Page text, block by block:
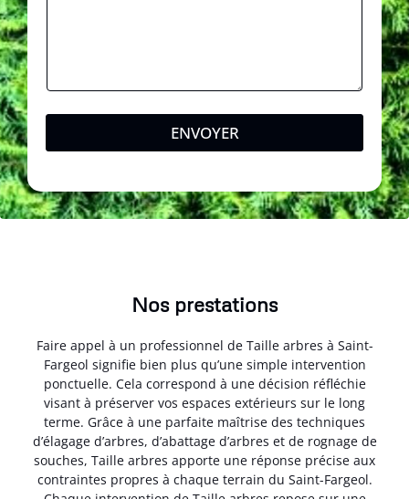
ENVOYER
Nos prestations
Faire appel à un professionnel de Taille arbres à Saint-
Fargeol signifie bien plus qu’une simple intervention
ponctuelle. Cela correspond à une décision réfléchie
visant à préserver vos espaces extérieurs sur le long
terme. Grâce à une parfaite maîtrise des techniques
d’élagage d’arbres, d’abattage d’arbres et de rognage de
souches, Taille arbres apporte une réponse précise aux
contraintes propres à chaque terrain du Saint-Fargeol.